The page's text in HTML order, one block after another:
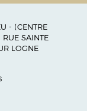
- (CENTRE
SAINTE
LOGNE